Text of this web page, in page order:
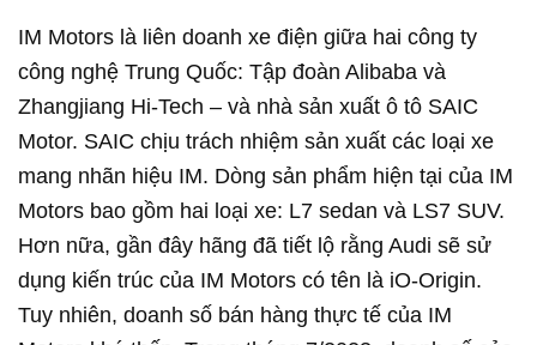
IM Motors là liên doanh xe điện giữa hai công ty
công nghệ Trung Quốc: Tập đoàn Alibaba và
Zhangjiang Hi-Tech – và nhà sản xuất ô tô SAIC
Motor. SAIC chịu trách nhiệm sản xuất các loại xe
mang nhãn hiệu IM. Dòng sản phẩm hiện tại của IM
Motors bao gồm hai loại xe: L7 sedan và LS7 SUV.
Hơn nữa, gần đây hãng đã tiết lộ rằng Audi sẽ sử
dụng kiến trúc của IM Motors có tên là iO-Origin.
Tuy nhiên, doanh số bán hàng thực tế của IM